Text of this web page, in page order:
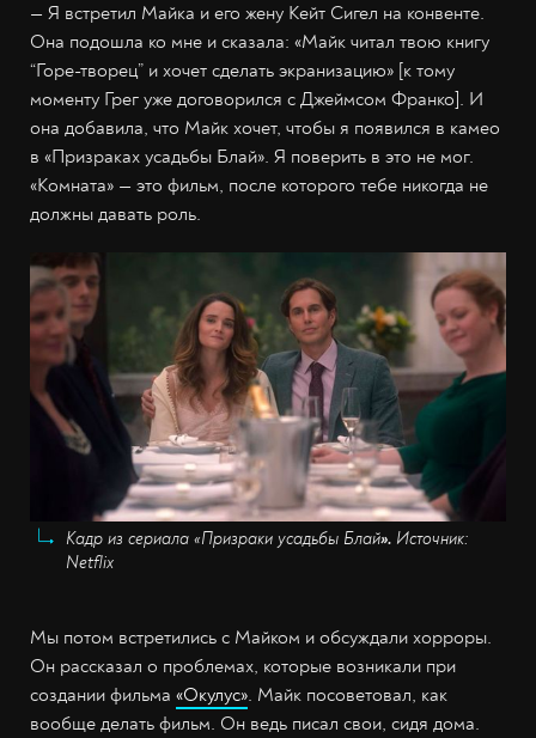
— Я встретил Майка и его жену Кейт Сигел на конвенте.
Она подошла ко мне и сказала: «Майк читал твою книгу
“Горе-творец” и хочет сделать экранизацию» [к тому
моменту Грег уже договорился с Джеймсом Франко]. И
она добавила, что Майк хочет, чтобы я появился в камео
в «Призраках усадьбы Блай». Я поверить в это не мог.
«Комната» — это фильм, после которого тебе никогда не
должны давать роль.
Кадр из сериала «Призраки усадьбы Блай». Источник:
Netflix
Мы потом встретились с Майком и обсуждали хорроры.
Он рассказал о проблемах, которые возникали при
создании фильма «Окулус». Майк посоветовал, как
вообще делать фильм. Он ведь писал свои, сидя дома.